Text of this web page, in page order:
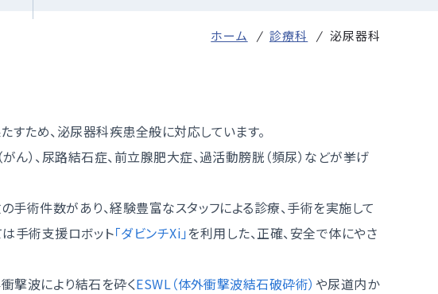
ホーム 診療科 泌尿器科
ため、泌尿器科疾患全般に対応しています。
）、尿路結石症、前立腺肥大症、過活動膀胱（頻尿）などが挙げ
手術件数があり、経験豊富なスタッフによる診療、手術を実施して
は手術支援ロボット「ダビンチXi」を利用した、正確、安全で体にやさ
撃波により結石を砕くESWL（体外衝撃波結石破砕術） や尿道内か